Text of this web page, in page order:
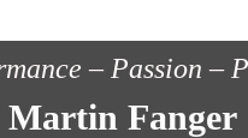
– Passion –
Martin Fanger